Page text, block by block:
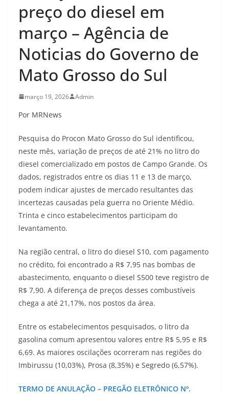
preço do diesel em
março – Agência de
Noticias do Governo de
Mato Grosso do Sul
março 19, 2026 Admin
Por MRNews
Pesquisa do Procon Mato Grosso do Sul identificou,
neste mês, variação de preços de até 21% no litro do
diesel comercializado em postos de Campo Grande. Os
dados, registrados entre os dias 11 e 13 de março,
podem indicar ajustes de mercado resultantes das
incertezas causadas pela guerra no Oriente Médio.
Trinta e cinco estabelecimentos participam do
levantamento.
Na região central, o litro do diesel S10, com pagamento
no crédito, foi encontrado a R$ 7,95 nas bombas de
abastecimento, enquanto o diesel S500 teve registro de
R$ 7,90. A diferença de preços desses combustíveis
chega a até 21,17%, nos postos da área.
Entre os estabelecimentos pesquisados, o litro da
gasolina comum apresentou valores entre R$ 5,95 e R$
6,69. As maiores oscilações ocorreram nas regiões do
Imbirussu (10,03%), Prosa (8,35%) e Segredo (6,57%).
TERMO DE ANULAÇÃO – PREGÃO ELETRÔNICO Nº.